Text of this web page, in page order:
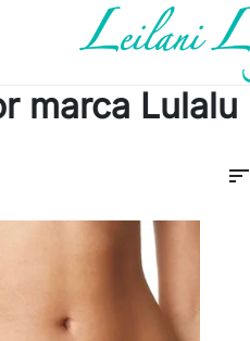
marca Lulalu
sort